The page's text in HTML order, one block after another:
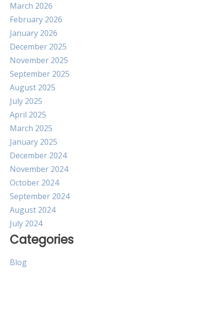
March 2026
February 2026
January 2026
December 2025
November 2025
September 2025
August 2025
July 2025
April 2025
March 2025
January 2025
December 2024
November 2024
October 2024
September 2024
August 2024
July 2024
Categories
Blog